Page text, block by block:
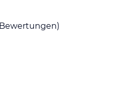
Alle Angaben ohne
die verbindlichen
Bewertungen)